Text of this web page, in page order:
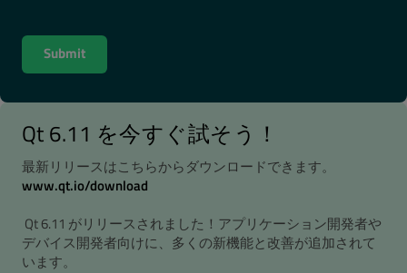
Qt 6.11 を今すぐ試そう！
最新リリースはこちらからダウンロードできます。
www.qt.io/download
Qt 6.11 がリリースされました！アプリケーション開発者や
デバイス開発者向けに、多くの新機能と改善が追加されて
います。